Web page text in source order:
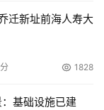
开始摩拳擦掌。
信网络。
构成投资建议。
迁新址前海人寿大
1828
基础设施已建